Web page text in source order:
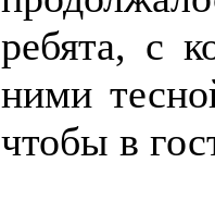
ребята, с
ними
чтобы в